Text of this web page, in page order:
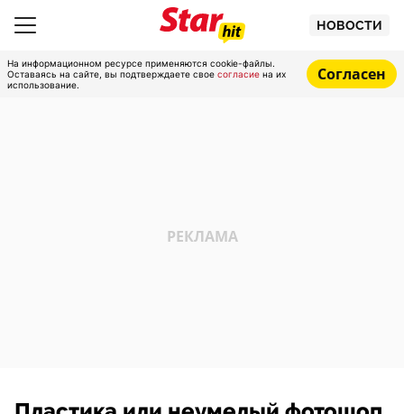
НОВОСТИ
На информационном ресурсе применяются cookie-файлы.
Оставаясь на сайте, вы подтверждаете свое согласие на их
использование.
Согласен